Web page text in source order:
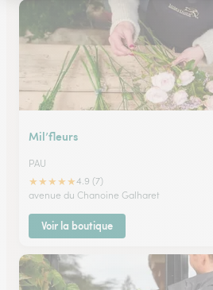
Mil’fleurs
PAU
★★★★★4.9 (7)
avenue du Chanoine Galharet
Voir la boutique